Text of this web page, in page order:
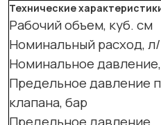
Технические
Рабочий объем, куб. см
Номинальный расход,
Номинальное
Предельное давление
клапана, бар